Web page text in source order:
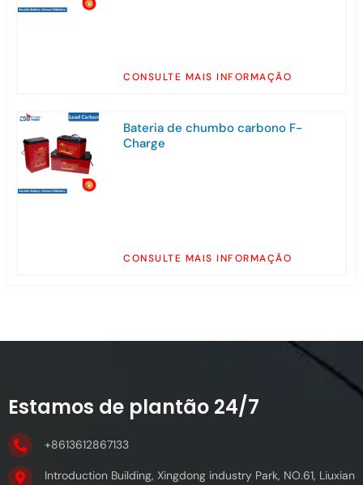
CONSULTE MAIS INFORMAÇÃO
Bateria de chumbo carbono F-
Charge
CONSULTE MAIS INFORMAÇÃO
Estamos de plantão 24/7
+8613612867133
Introduction Building, Xingdong industry Park, NO.61, Liuxian